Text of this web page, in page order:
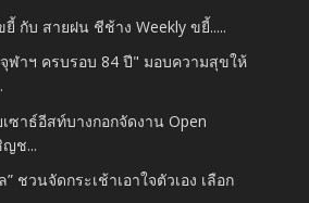
ยี้ กับ สายฝน ชีช้าง Weekly ขยี้.....
ฬาฯ ครบรอบ 84 ปี" มอบความสุขให้
ซาธ์อีสท์บางกอกจัดงาน Open
ญช...
” ชวนจัดกระเช้าเอาใจตัวเอง เลือก